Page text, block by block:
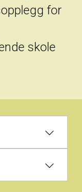
for
skole